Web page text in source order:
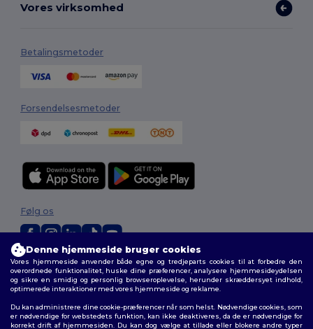
Vores virksomhed
Betalingsmetoder
Forsendelsesmetoder
2026. Alle rettigheder forbeholdes
Vilkår og Betingelser|Tilpasset politik|Fortrolighedspolitik|Politik for
cookies|Sitemap
Følg os
Denne hjemmeside bruger cookies
Vores hjemmeside anvender både egne og tredjeparts cookies til at forbedre den
overordnede funktionalitet, huske dine præferencer, analysere hjemmesideydelsen
og sikre en smidig og personlig browseroplevelse, herunder skræddersyet indhold,
optimerede interaktioner med vores hjemmeside og reklame.
Du kan administrere dine cookie-præferencer når som helst. Nødvendige cookies, som
er nødvendige for webstedets funktion, kan ikke deaktiveres, da de er nødvendige for
korrekt drift af hjemmesiden. Du kan dog vælge at tillade eller blokere andre typer